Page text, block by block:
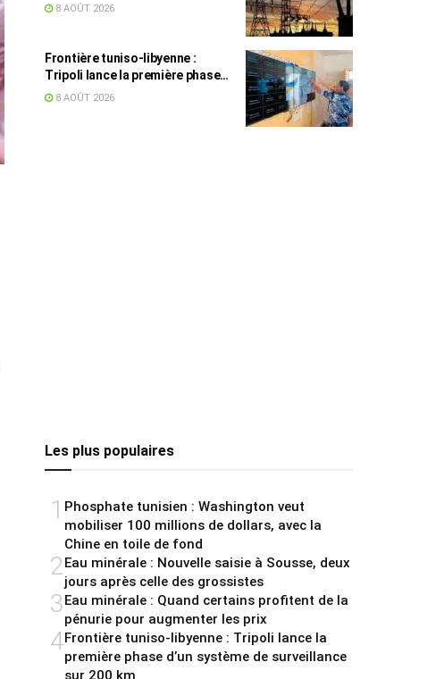
8 AOÛT 2026
Frontière tuniso-libyenne :
Tripoli lance la première phase
d’un système de surveillance sur
8 AOÛT 2026
Les plus populaires
1 Phosphate tunisien : Washington veut
mobiliser 100 millions de dollars, avec la
Chine en toile de fond
2Eau minérale : Nouvelle saisie à Sousse, deux
jours après celle des grossistes
3Eau minérale : Quand certains profitent de la
pénurie pour augmenter les prix
4Frontière tuniso-libyenne : Tripoli lance la
première phase d’un système de surveillance
sur 200 km